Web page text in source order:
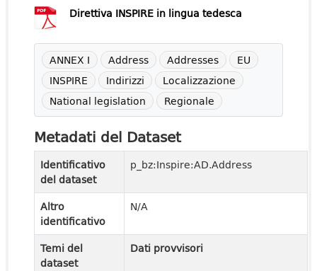
Direttiva INSPIRE in lingua tedesca
ANNEX I Address Addresses
EU
INSPIRE
Indirizzi
Localizzazione
National legislation
Regionale
Metadati del Dataset
Identificativo
del dataset
p_bz:Inspire:AD.Address
Altro
identificativo
N/A
Temi del
dataset
Dati provvisori